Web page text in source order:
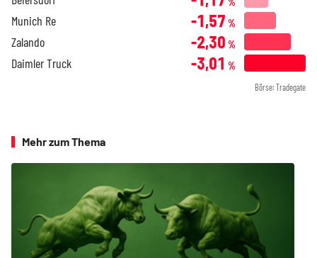
Munich Re -1,57 %
Zalando -2,30 %
Daimler Truck -3,01 %
Börse: Tradegate
Mehr zum Thema